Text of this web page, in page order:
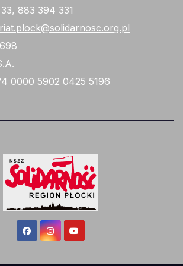
883 394 331
0000 5902 0425 5196